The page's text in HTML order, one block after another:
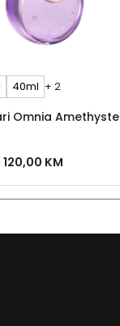
40ml + 2
Omnia Amethyste
120,00 KM